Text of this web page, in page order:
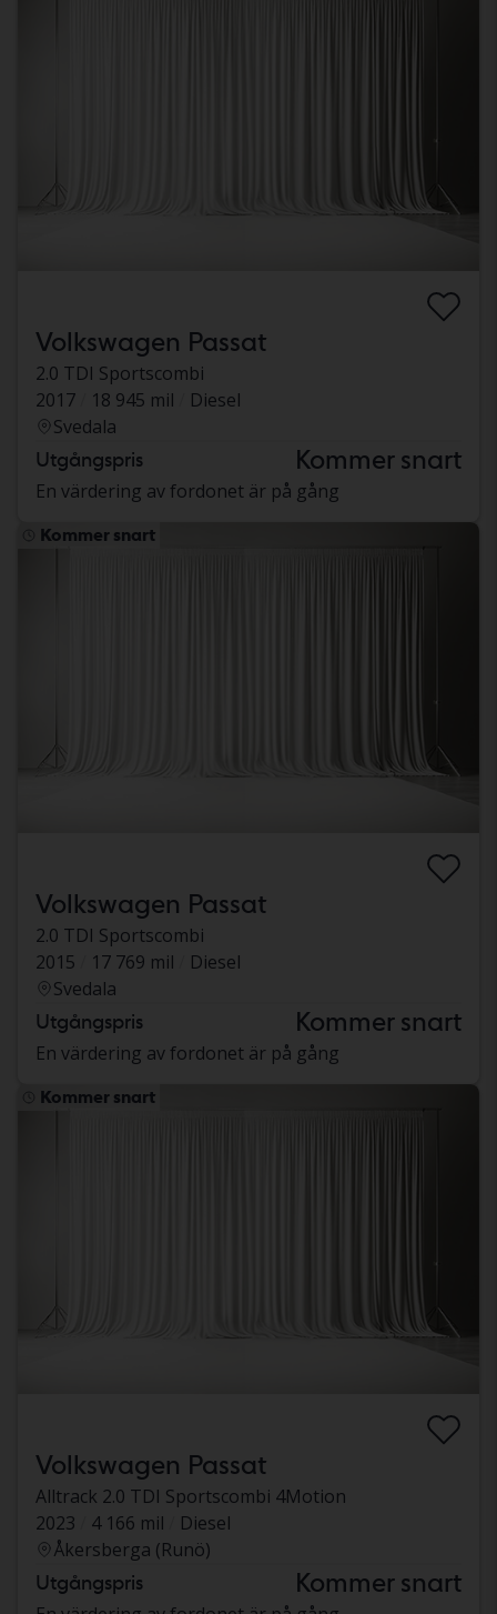
Volkswagen Passat
2.0 TDI Sportscombi
2017
18 945 mil
Diesel
Svedala
Utgångspris Kommer snart
En värdering av fordonet är på gång
Kommer snart
Volkswagen Passat
2.0 TDI Sportscombi
2015
17 769 mil
Diesel
Svedala
Utgångspris Kommer snart
En värdering av fordonet är på gång
Kommer snart
Volkswagen Passat
Alltrack 2.0 TDI Sportscombi 4Motion
2023
4 166 mil
Diesel
Åkersberga (Runö)
Utgångspris Kommer snart